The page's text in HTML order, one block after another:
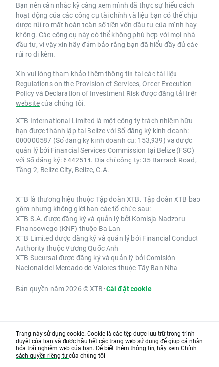
Bạn nên cân nhắc kỹ càng xem mình đã thực sự hiểu cách
hoạt động của các công cụ tài chính và liệu bạn có thể chịu
được rủi ro mất hoàn toàn số tiền vốn đầu tư của mình hay
không. Các công cụ này có thể không phù hợp với mọi nhà
đầu tư, vì vậy xin hãy đảm bảo rằng bạn đã hiểu đầy đủ các
rủi ro đi kèm.
Xin vui lòng tham khảo thêm thông tin tại các tài liệu
Regulations on the Provision of Services, Order Execution
Policy và Declaration of Investment Risk được đăng tải trên
websitecủa chúng tôi.
XTB International Limited là một công ty trách nhiệm hữu
hạn được thành lập tại Belize với Số đăng ký kinh doanh:
000000587 (Số đăng ký kinh doanh cũ: 153,939) và được
quản lý bởi Financial Services Commission tại Belize (FSC)
với Số đăng ký: 6442514. Địa chỉ công ty: 35 Barrack Road,
Tầng 2, Belize City, Belize, C.A.
XTB là thương hiệu thuộc Tập đoàn XTB. Tập đoàn XTB bao
gồm nhưng không giới hạn các tổ chức sau:
XTB S.A. được đăng ký và quản lý bởi Komisja Nadzoru
Finansowego (KNF) thuộc Ba Lan
XTB Limited được đăng ký và quản lý bởi Financial Conduct
Authority thuộc Vương Quốc Anh
XTB Sucursal được đăng ký và quản lý bởi Comisión
Nacional del Mercado de Valores thuộc Tây Ban Nha
Bản quyền năm 2026 © XTB•Cài đặt cookie
Trang này sử dụng cookie. Cookie là các tệp được lưu trữ trong trình
duyệt của bạn và được hầu hết các trang web sử dụng để giúp cá nhân
hóa trải nghiệm web của bạn. Để biết thêm thông tin, hãy xem Chính
sách quyền riêng tưcủa chúng tôi